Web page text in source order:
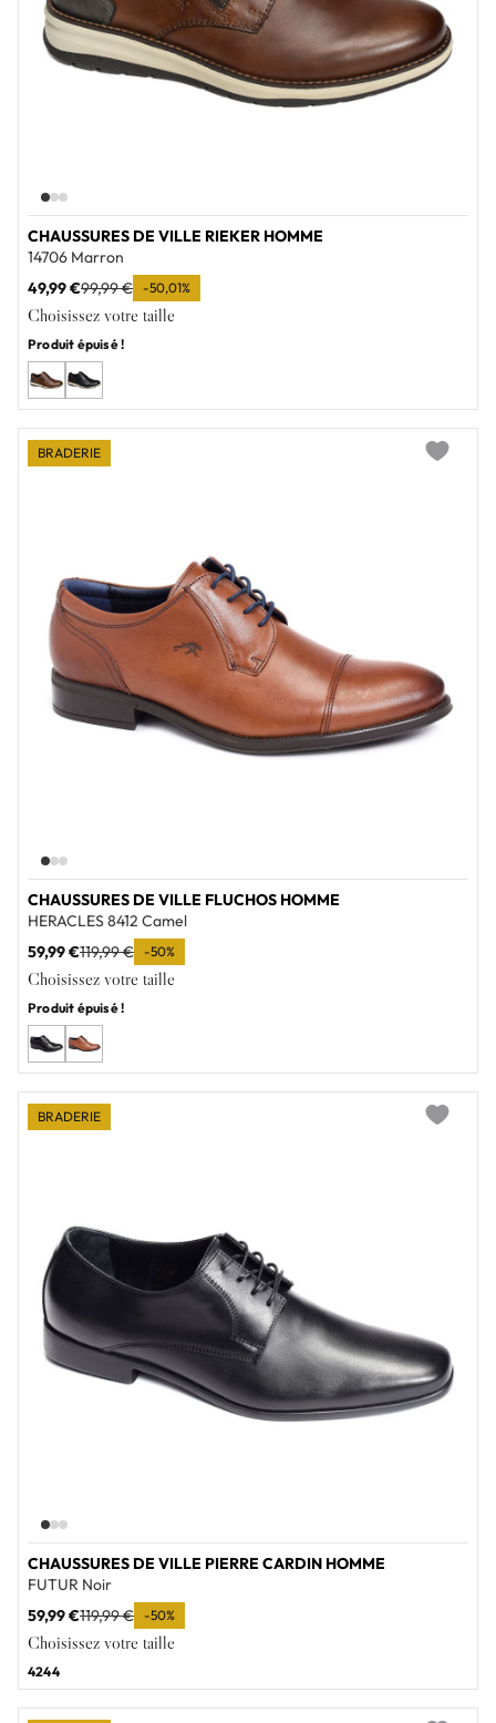
CHAUSSURES DE VILLE RIEKER HOMME
14706 Marron
49,99 €99,99 € -50,01%
Choisissez votre taille
Produit épuisé !
CHAUSSURES DE VILLE FLUCHOS HOMME
HERACLES 8412 Camel
59,99 €119,99 € -50%
Choisissez votre taille
Produit épuisé !
BRADERIE
CHAUSSURES DE VILLE PIERRE CARDIN HOMME
FUTUR Noir
59,99 €119,99 € -50%
Choisissez votre taille
4244
BRADERIE